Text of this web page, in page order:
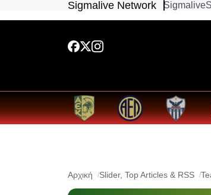
Sigmalive Network Sigmalive
Αρχική Slider, Top Articles & RSS